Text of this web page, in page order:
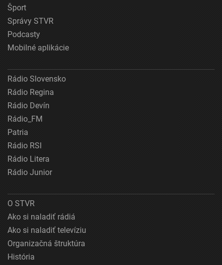
Šport
Správy STVR
Podcasty
Mobilné aplikácie
Rádio Slovensko
Rádio Regina
Rádio Devín
Rádio_FM
Patria
Rádio RSI
Rádio Litera
Rádio Junior
O STVR
Ako si naladiť rádiá
Ako si naladiť televíziu
Organizačná štruktúra
História